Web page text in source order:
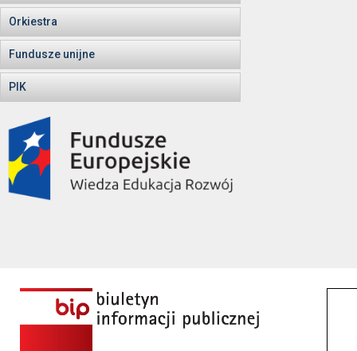
Orkiestra
Fundusze unijne
PIK